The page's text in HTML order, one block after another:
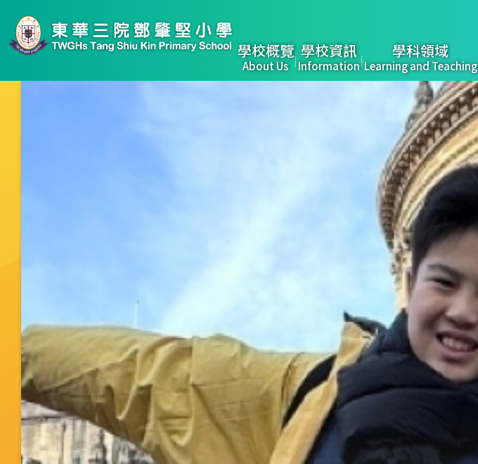
移至主內容
Main
navigation
學校概覽
About Us
學校資訊
Information
學科領域
Learning and Teaching